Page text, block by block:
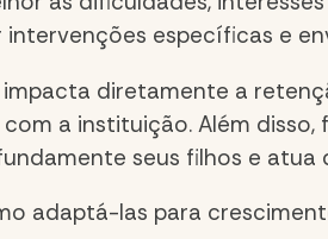
intervenções específicas e
impacta diretamente a
a instituição. Além
seus filhos e
adaptá-las para